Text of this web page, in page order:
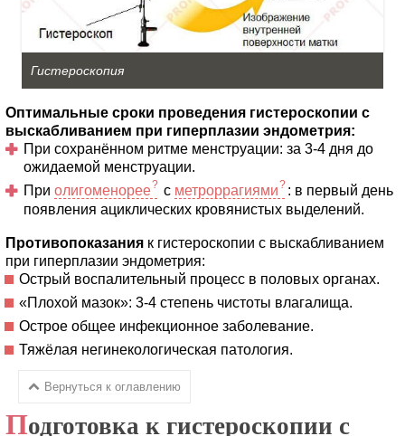
Гистероскопия
Оптимальные сроки проведения гистероскопии с
выскабливанием при гиперплазии эндометрия:
При сохранённом ритме менструации: за 3-4 дня до
ожидаемой менструации.
При олигоменорее с метроррагиями
: в первый день
появления ациклических кровянистых выделений.
Противопоказания к гистероскопии с выскабливанием
при гиперплазии эндометрия:
Острый воспалительный процесс в половых органах.
«Плохой мазок»: 3-4 степень чистоты влагалища.
Острое общее инфекционное заболевание.
Тяжёлая негинекологическая патология.
Вернуться к оглавлению
Подготовка к гистероскопии с